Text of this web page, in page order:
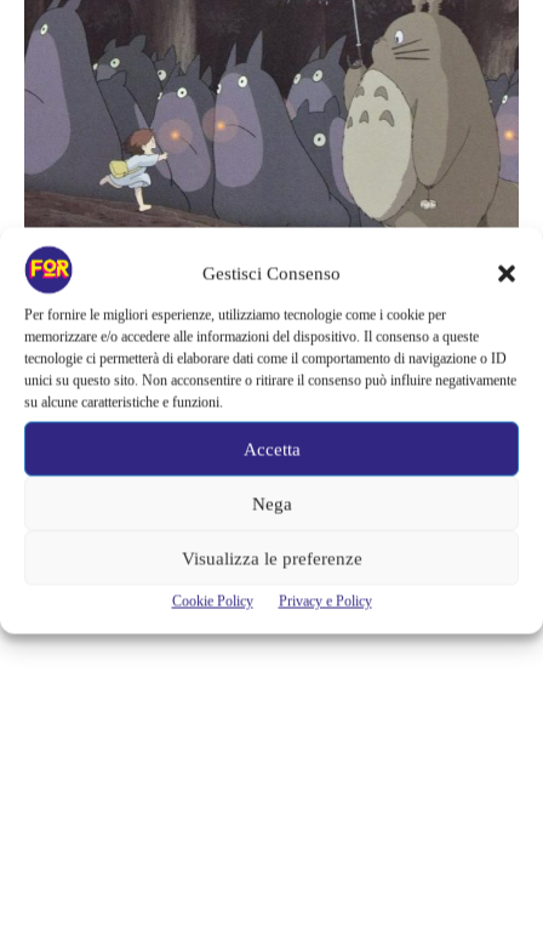
Gestisci Consenso
Per fornire le migliori esperienze, utilizziamo tecnologie come i cookie per
memorizzare e/o accedere alle informazioni del dispositivo. Il consenso a queste
tecnologie ci permetterà di elaborare dati come il comportamento di navigazione o ID
unici su questo sito. Non acconsentire o ritirare il consenso può influire negativamente
su alcune caratteristiche e funzioni.
Accetta
Nega
Visualizza le preferenze
Cookie Policy Privacy e Policy
News
IL SEQUEL DE IL MIO VICINO
TOTORO SI PUÒ VEDERE SOLO IN
UN CINEMA AL MONDO
Lo Studio Ghibli da sempre ci regala tantissime emozioni, i suoi film
animali sono pieni di poesia e magia, uno tra questi in particolare: Il
mio vicino Totoro uscito in Giappone nel 1988 è diventato un film cult
Totoro, dei nerini del buio e l’indimenticabile Gattobus. Ma forse...